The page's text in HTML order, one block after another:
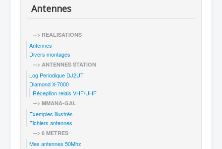
Antennes
--> REALISATIONS
Antennes
Divers montages
--> ANTENNES STATION
Log Periodique DJ2UT
Diamond X-7000
Réception relais VHF/UHF
--> MMANA-GAL
Exemples illustrés
Fichiers antennes
--> 6 METRES
Mes antennes 50Mhz